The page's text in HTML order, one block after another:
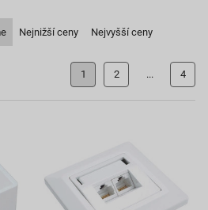
Nejnižší ceny Nejvyšší ceny
1 2 ... 4